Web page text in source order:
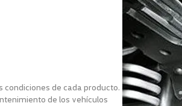
condiciones de cada producto.
de los vehículos